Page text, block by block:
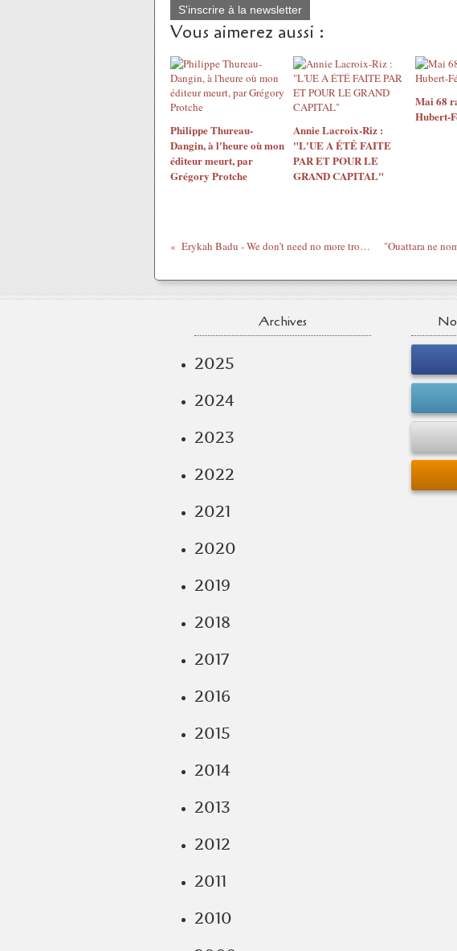
S'inscrire à la newsletter
Vous aimerez aussi :
Philippe Thureau-
Dangin, à l'heure où mon
éditeur meurt, par
Grégory Protche
Annie Lacroix-Riz :
"L'UE A ÉTÉ FAITE
PAR ET POUR LE
GRAND CAPITAL"
Mai 68
Hubert-
Erykah Badu - We don’t need no more trouble - Les Dames du Reggae, par Princess Erika
Archives
2025
2024
2023
2022
2021
2020
2019
2018
2017
2016
2015
2014
2013
2012
2011
2010